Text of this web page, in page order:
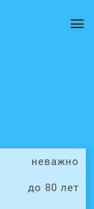
неважно
до 80 лет